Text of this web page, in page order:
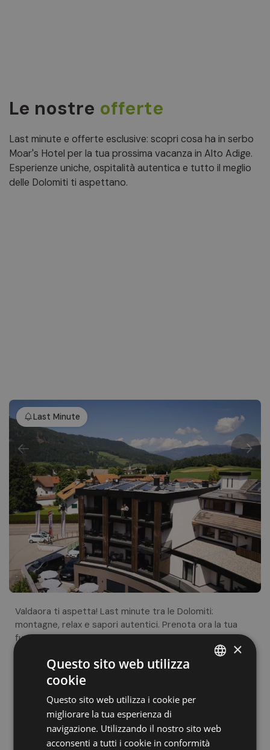
Le nostre offerte
Last minute e offerte esclusive: scopri cosa ha in serbo
Moar's Hotel per la tua prossima vacanza in Alto Adige.
Esperienze uniche, ospitalità autentica e tutto il meglio
delle Dolomiti ti aspettano.
Last Minute
Valdaora ti aspetta! Last minute tra le Dolomiti:
montagne, relax e sapori autentici. Prenota ora la tua
fuga indimenticabile!
Vai al sito
ENGLISH
×
Questo sito web utilizza
cookie
Questo sito web utilizza i cookie per
migliorare la tua esperienza di
navigazione. Utilizzando il nostro sito web
acconsenti a tutti i cookie in conformità